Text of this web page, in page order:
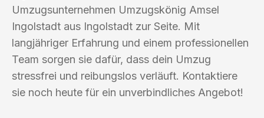
Umzugsunternehmen Umzugskönig Amsel
Ingolstadt aus Ingolstadt zur Seite. Mit
langjähriger Erfahrung und einem professionellen
Team sorgen sie dafür, dass dein Umzug
stressfrei und reibungslos verläuft. Kontaktiere
sie noch heute für ein unverbindliches Angebot!